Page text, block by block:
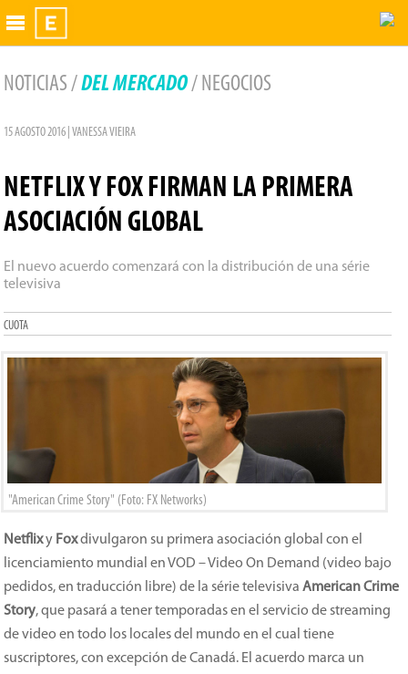
Exhibidor
NOTICIAS /DEL MERCADO/ NEGOCIOS
15 AGOSTO 2016 | VANESSA VIEIRA
NETFLIX Y FOX FIRMAN LA PRIMERA
ASOCIACIÓN GLOBAL
El nuevo acuerdo comenzará con la distribución de una série
televisiva
CUOTA
"American Crime Story" (Foto: FX Networks)
Netflixy Foxdivulgaron su primera asociación global con el
licenciamiento mundial en VOD – Video On Demand (video bajo
pedidos, en traducción libre) de la série televisivaAmerican Crime
Story, que pasará a tener temporadas en el servicio de streaming
de video en todo los locales del mundo en el cual tiene
suscriptores, con excepción de Canadá. El acuerdo marca un